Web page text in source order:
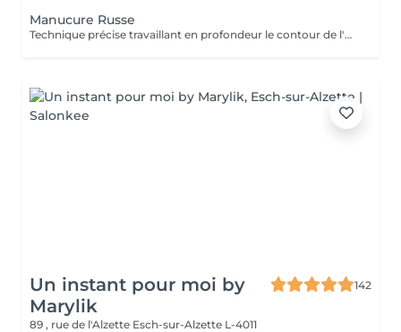
Manucure Russe
Technique précise travaillant en profondeur le contour de l'ongle et les cuticules, pour une finition nette, durable et parfaitement soignée. Idéal avant la pose de vernis ou gel/acrylique.
Un instant pour moi by
Marylik
142
89 , rue de l'Alzette Esch-sur-Alzette L-4011